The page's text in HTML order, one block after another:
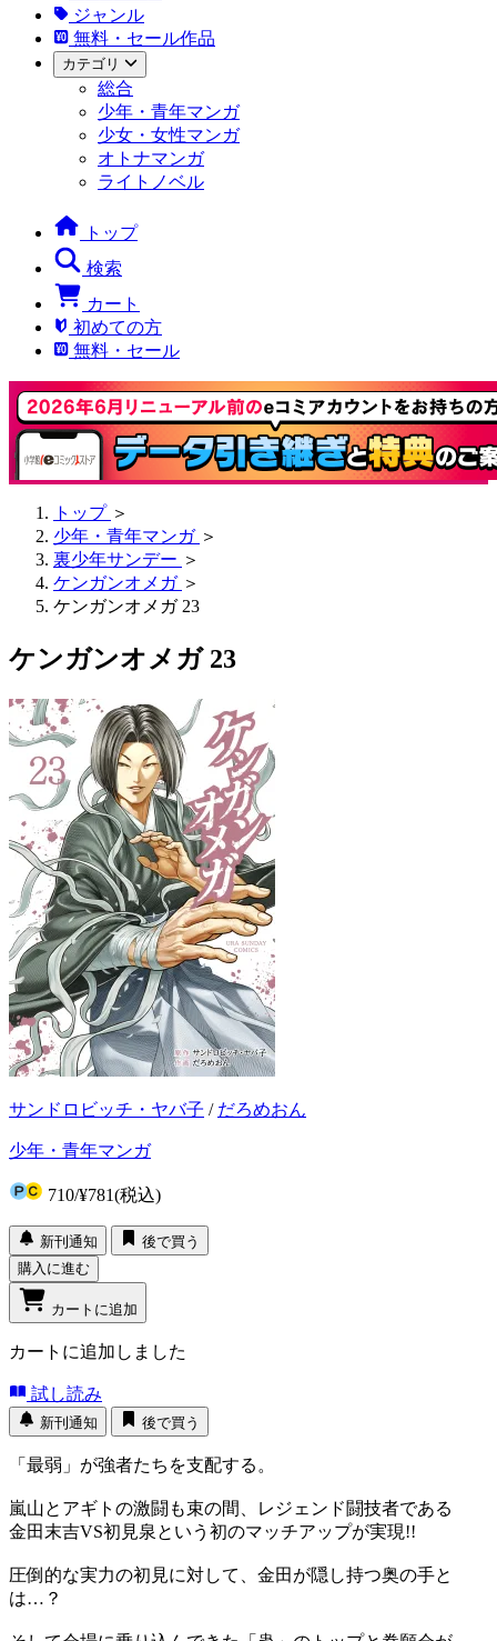
ジャンル
無料・セール作品
カテゴリ
総合
少年・青年マンガ
少女・女性マンガ
オトナマンガ
ライトノベル
トップ
検索
カート
初めての方
無料・セール
トップ ＞
少年・青年マンガ ＞
裏少年サンデー ＞
ケンガンオメガ ＞
ケンガンオメガ 23
ケンガンオメガ 23
サンドロビッチ・ヤバ子 / だろめおん
少年・青年マンガ
710/¥781(税込)
新刊通知
後で買う
購入に進む
カートに追加
カートに追加しました
試し読み
新刊通知 後で買う
「最弱」が強者たちを支配する。
嵐山とアギトの激闘も束の間、レジェンド闘技者である
金田末吉VS初見泉という初のマッチアップが実現!!
圧倒的な実力の初見に対して、金田が隠し持つ奥の手と
は…？